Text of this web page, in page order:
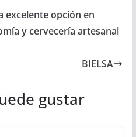
excelente opción en
y cervecería artesanal
BIELSA
gustar